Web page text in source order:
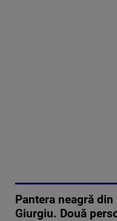
Pantera neagră
Giurgiu. Două